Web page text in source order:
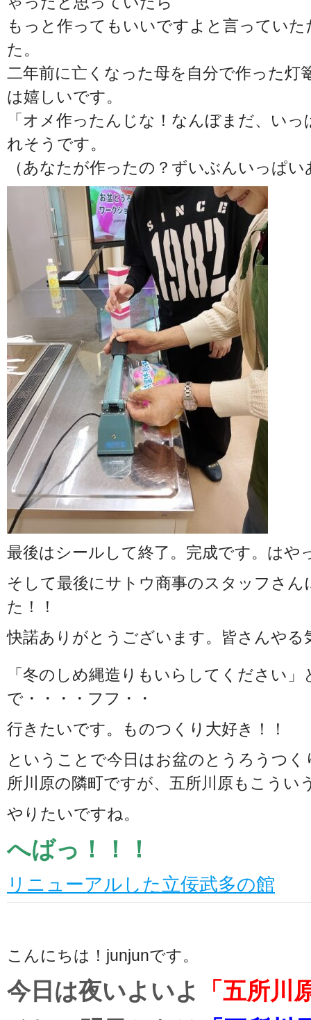
もっと作ってもいいですよと言ってい
た。
二年前に亡くなった母を自分で作った灯
は嬉しいです。
「オメ作ったんじな！なんぼまだ、い
れそうです。
（あなたが作ったの？ずいぶんいっぱ
最後はシールして終了。完成です。はや
そして最後にサトウ商事のスタッフさ
た！！
快諾ありがとうございます。皆さんやる
「冬のしめ縄造りもいらしてください
で・・・・フフ・・
行きたいです。ものつくり大好き！！
ということで今日はお盆のとうろうつ
所川原の隣町ですが、五所川原もこうい
やりたいですね。
へばっ！！！
リニューアルした立佞武多の館
こんにちは！junjunです。
今日は夜いよいよ
「五所川